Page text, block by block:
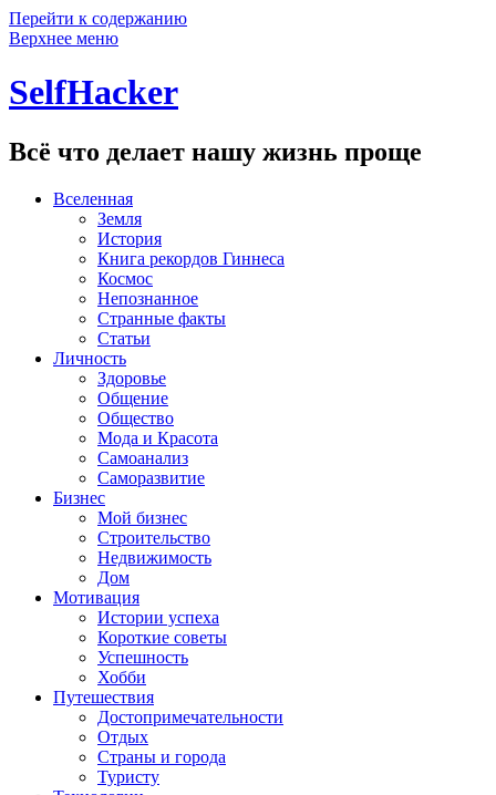
Перейти к содержанию
Верхнее меню
SelfHacker
Всё что делает нашу жизнь проще
Вселенная
Земля
История
Книга рекордов Гиннеса
Космос
Непознанное
Странные факты
Статьи
Личность
Здоровье
Общение
Общество
Мода и Красота
Самоанализ
Саморазвитие
Бизнес
Мой бизнес
Строительство
Недвижимость
Дом
Мотивация
Истории успеха
Короткие советы
Успешность
Хобби
Путешествия
Достопримечательности
Отдых
Страны и города
Туристу